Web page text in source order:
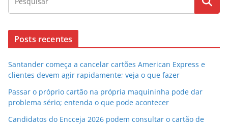
Posts recentes
Santander começa a cancelar cartões American Express e
clientes devem agir rapidamente; veja o que fazer
Passar o próprio cartão na própria maquininha pode dar
problema sério; entenda o que pode acontecer
Candidatos do Encceja 2026 podem consultar o cartão de